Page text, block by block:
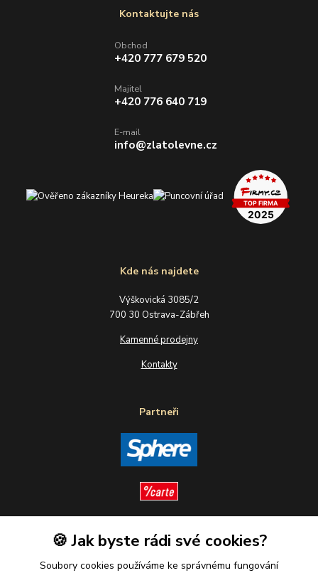
Kde nás najdete
Výškovická 3085/2
700 30 Ostrava-Zábřeh
Kamenné prodejny
Kontakty
Partneři
Sledujte nás
Kontaktujte nás
Obchod
+420 777 679 520
Majitel
+420 776 640 719
E-mail
info@zlatolevne.cz
🍪 Jak byste rádi své cookies?
Soubory cookies používáme ke správnému fungování